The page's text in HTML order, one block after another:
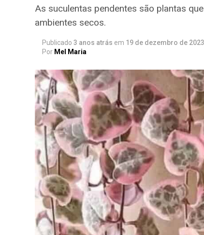
As suculentas pendentes são plantas
ambientes secos.
Publicado 3 anos atrás em 19 de dezembro de 2023
Por Mel Maria